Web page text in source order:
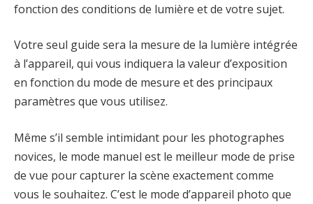
fonction des conditions de lumière et de votre sujet.
Votre seul guide sera la mesure de la lumière intégrée
à l’appareil, qui vous indiquera la valeur d’exposition
en fonction du mode de mesure et des principaux
paramètres que vous utilisez.
Même s’il semble intimidant pour les photographes
novices, le mode manuel est le meilleur mode de prise
de vue pour capturer la scène exactement comme
vous le souhaitez. C’est le mode d’appareil photo que